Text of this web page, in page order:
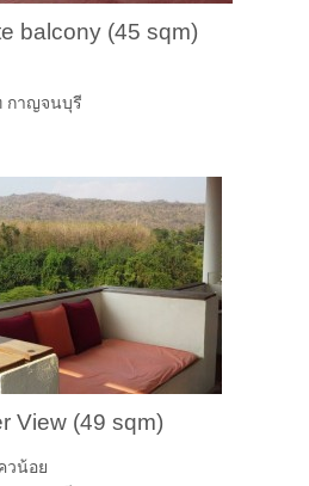
balcony (45 sqm)
กาญจนบุรี
View (49 sqm)
วน้อย